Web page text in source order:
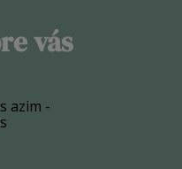
vás